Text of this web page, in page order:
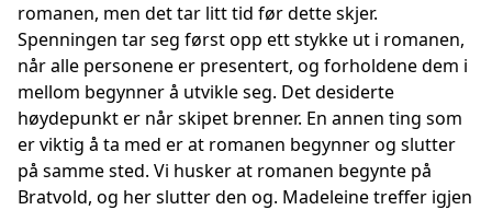
romanen, men det tar litt tid før dette skjer.
Spenningen tar seg først opp ett stykke ut i romanen,
når alle personene er presentert, og forholdene dem i
mellom begynner å utvikle seg. Det desiderte
høydepunkt er når skipet brenner. En annen ting som
er viktig å ta med er at romanen begynner og slutter
på samme sted. Vi husker at romanen begynte på
Bratvold, og her slutter den og. Madeleine treffer igjen